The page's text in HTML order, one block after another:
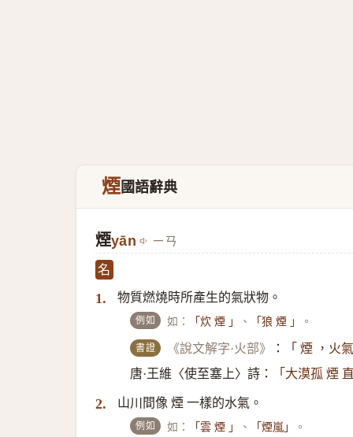
煙國語辭典
煙yān ㄧㄢ
名
1. 物質燃燒時所產生的氣狀物。
例如 如： 「炊 煙 」 、 「狼 煙 」 。
書證 《說文解字·火部》 ：
「 煙 ，火
唐·王維〈使至塞上〉詩：
「大漠孤 煙
2. 山川間像 煙 一樣的水氣。
例如 如： 「雲 煙 」 、 「煙嵐」 。